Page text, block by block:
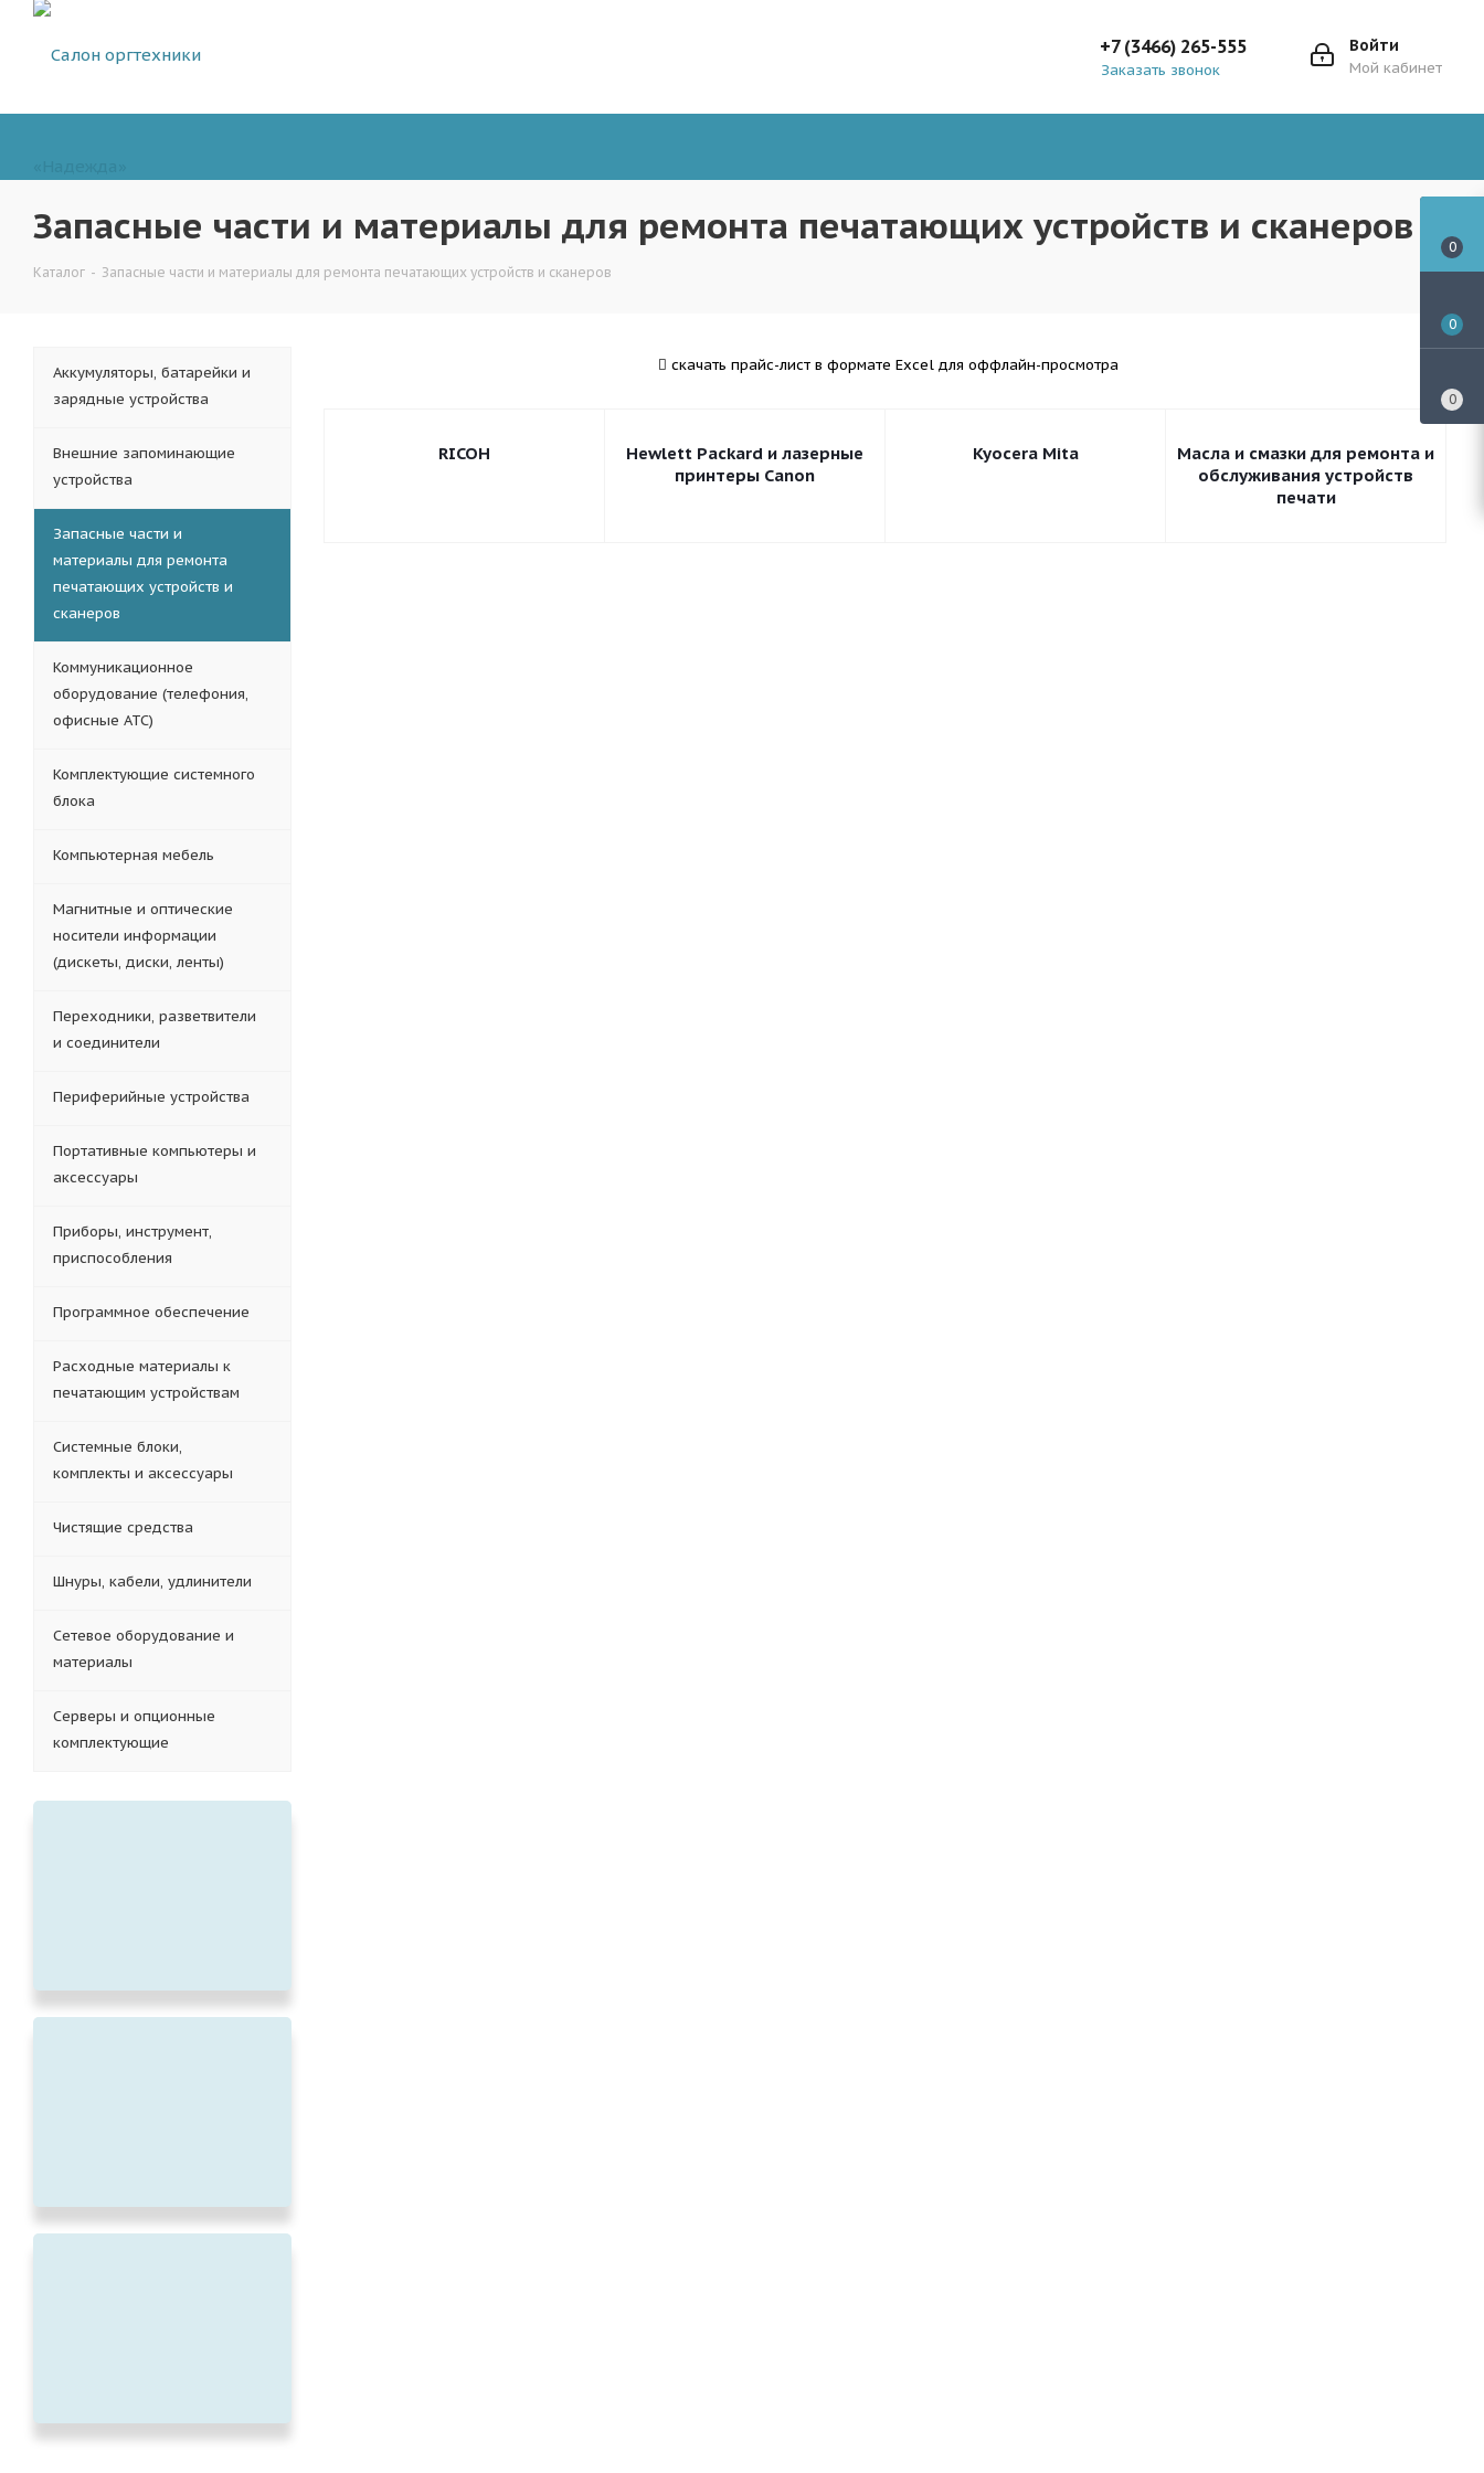
Войти
Мой кабинет
+7 (3466) 265-555
Заказать звонок
Запасные части и материалы для ремонта печатающих устройств и сканеров
Каталог - Запасные части и материалы для ремонта печатающих устройств и сканеров
скачать прайс-лист в формате Excel для оффлайн-просмотра
RICOH
Hewlett Packard и лазерные
принтеры Canon
Kyocera Mita
Масла и смазки для ремонта и
обслуживания устройств
печати
Аккумуляторы, батарейки и
зарядные устройства
Внешние запоминающие
устройства
Запасные части и
материалы для ремонта
печатающих устройств и
сканеров
Коммуникационное
оборудование (телефония,
офисные АТС)
Комплектующие системного
блока
Компьютерная мебель
Магнитные и оптические
носители информации
(дискеты, диски, ленты)
Переходники, разветвители
и соединители
Периферийные устройства
Портативные компьютеры и
аксессуары
Приборы, инструмент,
приспособления
Программное обеспечение
Расходные материалы к
печатающим устройствам
Системные блоки,
комплекты и аксессуары
Чистящие средства
Шнуры, кабели, удлинители
Сетевое оборудование и
материалы
Серверы и опционные
комплектующие
0
0
0